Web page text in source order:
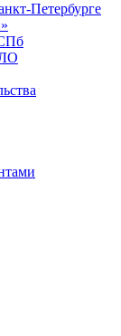
Петербурге